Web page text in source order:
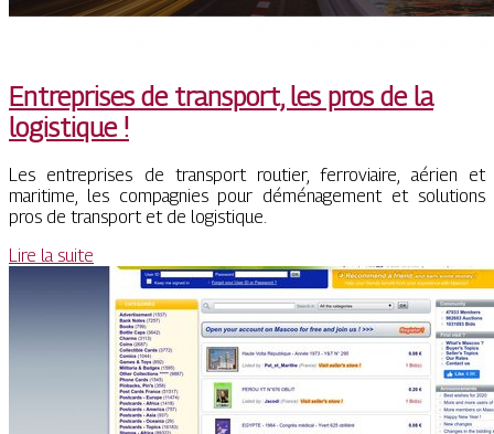
Entreprises de transport, les pros de la
logistique !
Les entreprises de transport routier, ferroviaire, aérien et
maritime, les compagnies pour déménagement et solutions
pros de transport et de logistique.
Lire la suite